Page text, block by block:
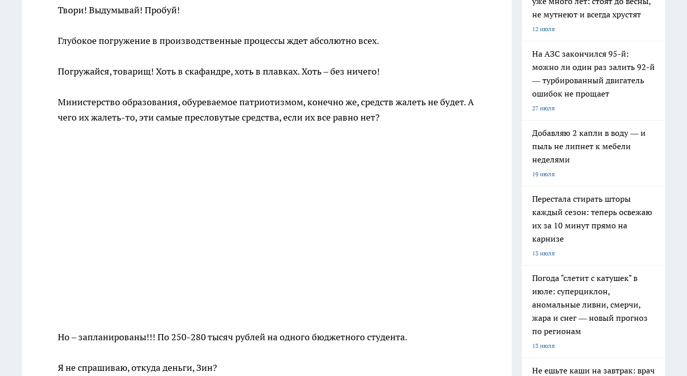
Твори! Выдумывай! Пробуй!
Глубокое погружение в производственные процессы ждет абсолютно всех.
Погружайся, товарищ! Хоть в скафандре, хоть в плавках. Хоть – без ничего!
Министерство образования, обуреваемое патриотизмом, конечно же, средств жалеть не будет. А
чего их жалеть-то, эти самые пресловутые средства, если их все равно нет?
Но – запланированы!!! По 250-280 тысяч рублей на одного бюджетного студента.
Я не спрашиваю, откуда деньги, Зин?
не мутнеют и всегда хрустят
12 июля
На АЗС закончился 95-й:
можно ли один раз залить 92-й
— турбированный двигатель
ошибок не прощает
27 июля
Добавляю 2 капли в воду — и
пыль не липнет к мебели
неделями
19 июля
Перестала стирать шторы
каждый сезон: теперь освежаю
их за 10 минут прямо на
карнизе
13 июля
Погода "слетит с катушек" в
июле: суперциклон,
аномальные ливни, смерчи,
жара и снег — новый прогноз
по регионам
13 июля
Не ешьте каши на завтрак: врач